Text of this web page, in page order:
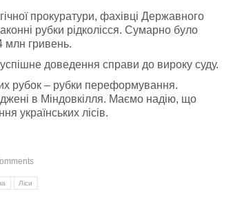
прокуратури, фахівці Державного
рубки рідколісся. Сумарно було
млн гривень.
доведення справи до вироку суду.
рубок – рубки переформування.
в Міндовкілля. Маємо надію, що
українських лісів.
Ліси